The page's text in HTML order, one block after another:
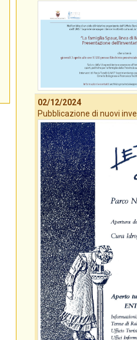
02/12/2024
Pubblicazione di nuovi